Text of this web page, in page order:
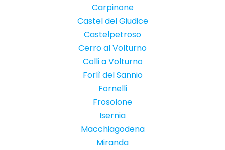
Carpinone
Castel del Giudice
Castelpetroso
Cerro al Volturno
Colli a Volturno
Forlì del Sannio
Fornelli
Frosolone
Isernia
Macchiagodena
Miranda